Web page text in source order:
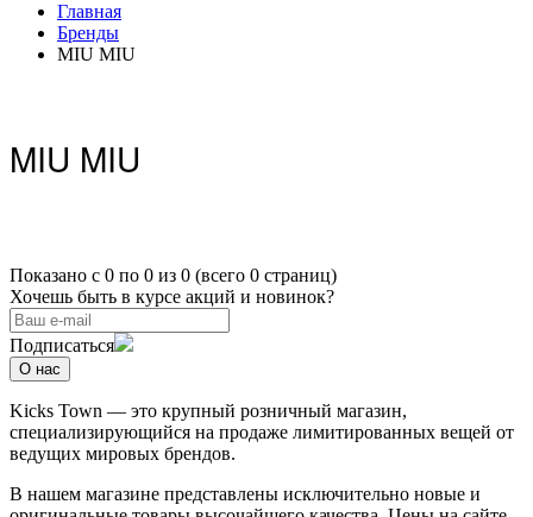
Главная
Бренды
MIU MIU
MIU MIU
Показано с 0 по 0 из 0 (всего 0 страниц)
Хочешь быть в курсе акций и новинок?
Подписаться
О нас
Kicks Town — это крупный розничный магазин,
специализирующийся на продаже лимитированных вещей от
ведущих мировых брендов.
В нашем магазине представлены исключительно новые и